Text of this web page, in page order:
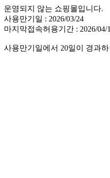
운영되지 않는 쇼핑몰입니다.
사용만기일 : 2026/03/24
마지막접속허용기간 : 2026/04/
사용만기일에서 20일이 경과